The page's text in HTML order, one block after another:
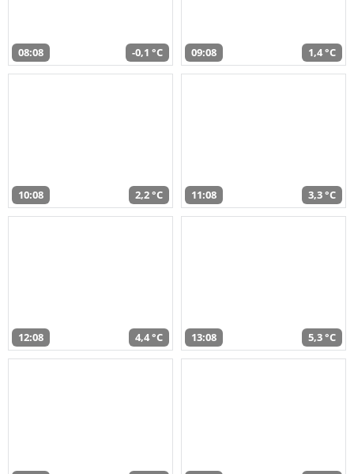
08:08 -0,1 °C 09:08 1,4 °C
10:08 2,2 °C 11:08 3,3 °C
12:08 4,4 °C 13:08 5,3 °C